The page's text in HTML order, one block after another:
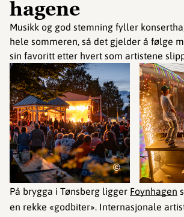
hagene
Musikk og god stemning fyller
hele sommeren, så det gjelder å følge
sin favoritt etter hvert som artistene
©
På brygga i Tønsberg ligger Foynhagen
en rekke «godbiter». Internasjonale